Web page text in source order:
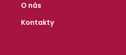
O nás
Kontakty